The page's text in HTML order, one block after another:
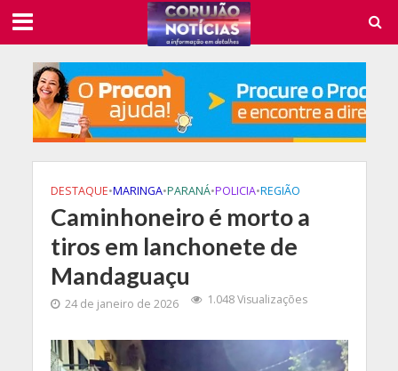
DESTAQUE•MARINGA•PARANÁ•POLICIA•REGIÃO
Caminhoneiro é morto a
tiros em lanchonete de
Mandaguaçu
24 de janeiro de 2026 1.048 Visualizações